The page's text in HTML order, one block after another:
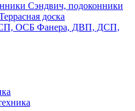
Сэндвич, подоконники
доска
Фанера, ДВП, ДСП,